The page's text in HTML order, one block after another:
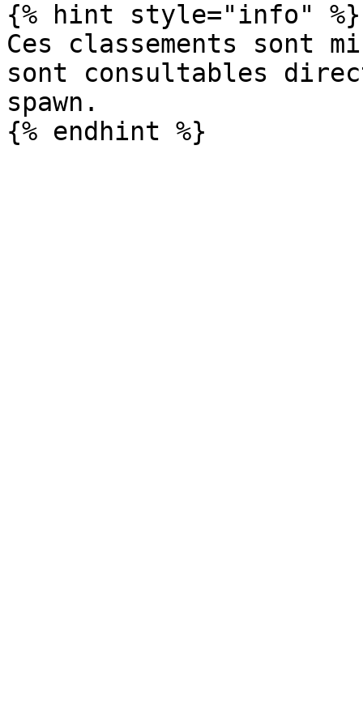
{% hint style="info" %}
Ces classements sont
sont consultables
spawn.